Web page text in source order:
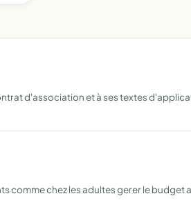
d'association et à ses textes
comme chez les adultes gerer le